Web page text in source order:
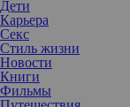
Дети
Карьера
Секс
Стиль жизни
Новости
Книги
Фильмы